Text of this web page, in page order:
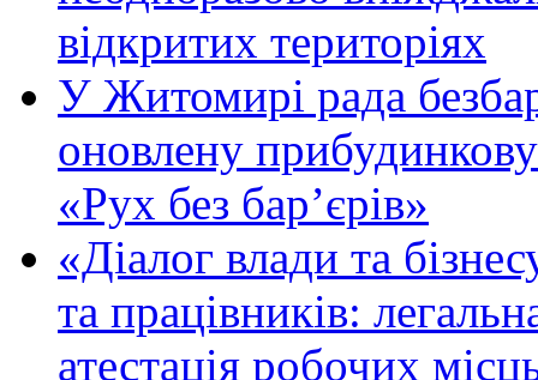
відкритих територіях
У Житомирі рада
оновлену
«Рух без бар’єрів»
«Діалог влади та
та працівників:
атестація робочих